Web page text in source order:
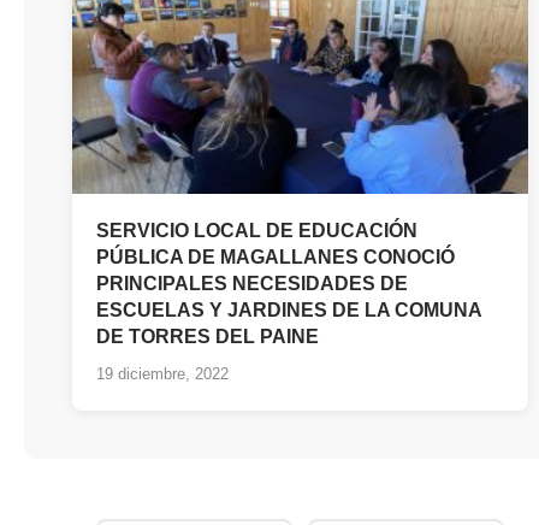
SERVICIO LOCAL DE EDUCACIÓN
PÚBLICA DE MAGALLANES CONOCIÓ
PRINCIPALES NECESIDADES DE
ESCUELAS Y JARDINES DE LA COMUNA
DE TORRES DEL PAINE
19 diciembre, 2022